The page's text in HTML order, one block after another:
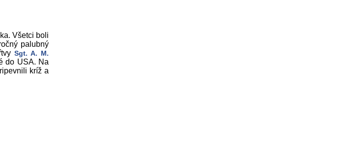
Všetci boli
palubný
Sgt. A. M.
do USA. Na
kríž a